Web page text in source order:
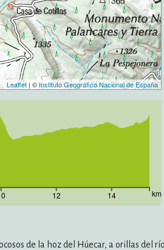
Leaflet| ©Instituto Geográfico Nacional de España
12 14 km
de la hoz del Húecar, a orillas del